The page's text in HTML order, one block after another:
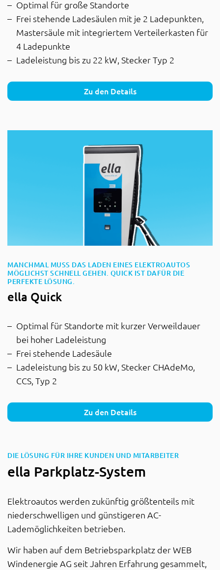
Optimal für große Standorte
Frei stehende Ladesäulen mit je 2 Ladepunkten,
Mastersäule mit integriertem Verteilerkasten für
4 Ladepunkte
Ladeleistung bis zu 22 kW, Stecker Typ 2
Zu den Details
MANCHMAL MUSS DAS LADEN EINES ELEKTROAUTOS
MÖGLICHST SCHNELL GEHEN. QUICK IST DAFÜR DIE
PERFEKTE LÖSUNG.
ella Quick
Optimal für Standorte mit kurzer Verweildauer
bei hoher Ladeleistung
Frei stehende Ladesäule
Ladeleistung bis zu 50 kW, Stecker CHAdeMo,
CCS, Typ 2
Zu den Details
DIE LÖSUNG FÜR IHRE KUNDEN UND MITARBEITER:
ella Parkplatz-System
Elektroautos werden zukünftig größtenteils mit
niederschwelligen und günstigeren AC-
Lademöglichkeiten betrieben.
Wir haben auf dem Betriebsparkplatz der WEB
Windenergie AG seit Jahren Erfahrung gesammelt,